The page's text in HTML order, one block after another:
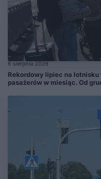
6 sierpnia 2026
Rekordowy lipiec na
pasażerów w miesiąc. Od